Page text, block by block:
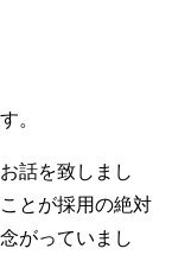
。
話を致しまし
とが採用の絶対
がっていまし